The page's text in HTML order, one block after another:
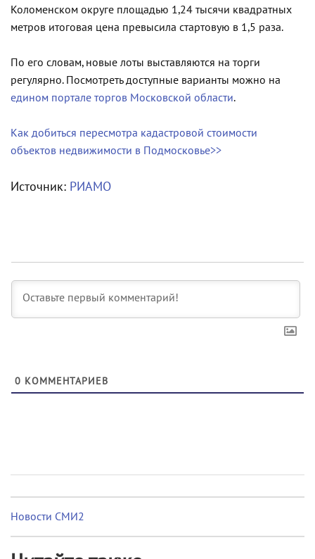
Коломенском округе площадью 1,24 тысячи квадратных
метров итоговая цена превысила стартовую в 1,5 раза.
По его словам, новые лоты выставляются на торги
регулярно. Посмотреть доступные варианты можно на
едином портале торгов Московской области.
Как добиться пересмотра кадастровой стоимости
объектов недвижимости в Подмосковье>>
Источник: РИАМО
0 КОММЕНТАРИЕВ
Новости СМИ2